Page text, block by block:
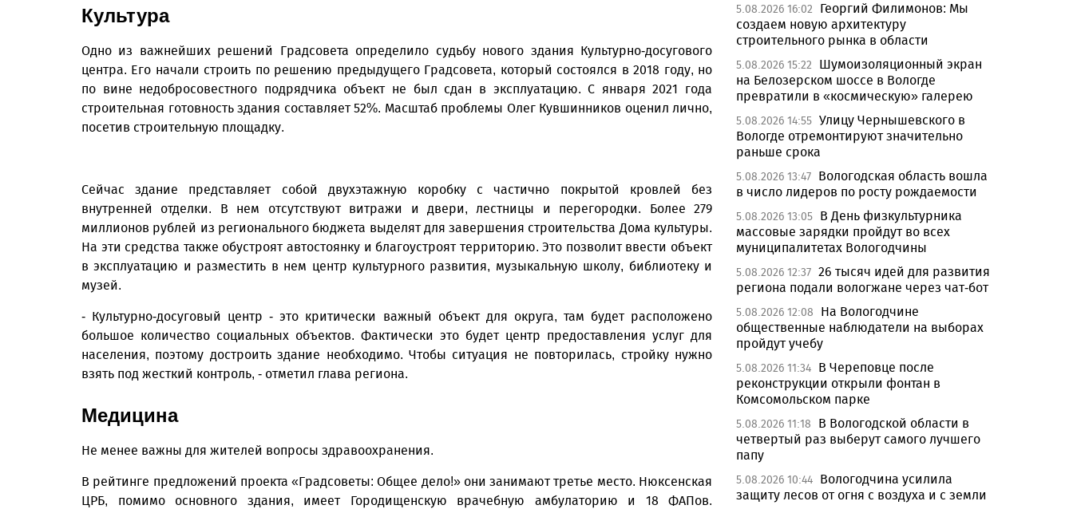
Культура
Одно из важнейших решений Градсовета определило судьбу нового здания Культурно-досугового
центра. Его начали строить по решению предыдущего Градсовета, который состоялся в 2018 году, но
по вине недобросовестного подрядчика объект не был сдан в эксплуатацию. С января 2021 года
строительная готовность здания составляет 52%. Масштаб проблемы Олег Кувшинников оценил лично,
посетив строительную площадку.
Сейчас здание представляет собой двухэтажную коробку с частично покрытой кровлей без
внутренней отделки. В нем отсутствуют витражи и двери, лестницы и перегородки. Более 279
миллионов рублей из регионального бюджета выделят для завершения строительства Дома культуры.
На эти средства также обустроят автостоянку и благоустроят территорию. Это позволит ввести объект
в эксплуатацию и разместить в нем центр культурного развития, музыкальную школу, библиотеку и
музей.
- Культурно-досуговый центр - это критически важный объект для округа, там будет расположено
большое количество социальных объектов. Фактически это будет центр предоставления услуг для
населения, поэтому достроить здание необходимо. Чтобы ситуация не повторилась, стройку нужно
взять под жесткий контроль, - отметил глава региона.
Медицина
Не менее важны для жителей вопросы здравоохранения.
В рейтинге предложений проекта «Градсоветы: Общее дело!» они занимают третье место. Нюксенская
ЦРБ, помимо основного здания, имеет Городищенскую врачебную амбулаторию и 18 ФАПов.
5.08.2026 16:02
Георгий Филимонов: Мы
создаем новую архитектуру
строительного рынка в области
5.08.2026 15:22
Шумоизоляционный экран
на Белозерском шоссе в Вологде
превратили в «космическую» галерею
5.08.2026 14:55 Улицу Чернышевского в
Вологде отремонтируют значительно
раньше срока
5.08.2026 13:47 Вологодская область вошла
в число лидеров по росту рождаемости
5.08.2026 13:05 В День физкультурника
массовые зарядки пройдут во всех
муниципалитетах Вологодчины
5.08.2026 12:37 26 тысяч идей для развития
региона подали вологжане через чат-бот
5.08.2026 12:08
На Вологодчине
общественные наблюдатели на выборах
пройдут учебу
5.08.2026 11:34 В Череповце после
реконструкции открыли фонтан в
Комсомольском парке
5.08.2026 11:18
В Вологодской области в
четвертый раз выберут самого лучшего
папу
5.08.2026 10:44 Вологодчина усилила
защиту лесов от огня с воздуха и с земли